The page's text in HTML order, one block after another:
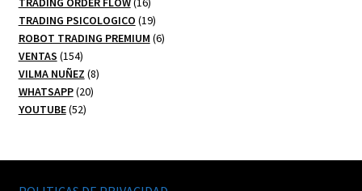
productos
TRADING PSICOLOGICO 1919
productos
ROBOT TRADING PREMIUM 66
VENTAS 154154
productos
VILMA NUÑEZ 88
WHATSAPP 2020
YOUTUBE 5252